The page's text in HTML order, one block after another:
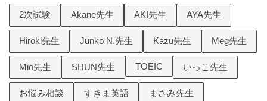
2次試験 Akane先生 AKI先生 AYA先生
Hiroki先生 Junko N.先生 Kazu先生 Meg先生
Mio先生 SHUN先生 TOEIC いっこ先生
お悩み相談 すきま英語 まさみ先生